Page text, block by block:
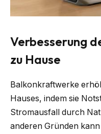
Verbesserung
zu Hause
Balkonkraftwerke
Hauses, indem sie
Stromausfall durch
anderen Gründen